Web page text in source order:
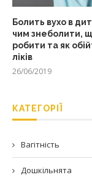
Болить вухо в
чим знеболити,
робити та як
ліків
26/06/2019
КАТЕГОРІЇ
Вагітність
Дошкільнята